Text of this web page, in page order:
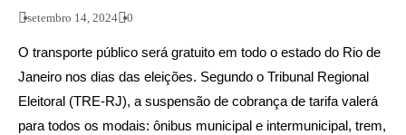
setembro 14, 2024 0
O transporte público será gratuito em todo o estado do Rio de
Janeiro nos dias das eleições. Segundo o Tribunal Regional
Eleitoral (TRE-RJ), a suspensão de cobrança de tarifa valerá
para todos os modais: ônibus municipal e intermunicipal, trem,